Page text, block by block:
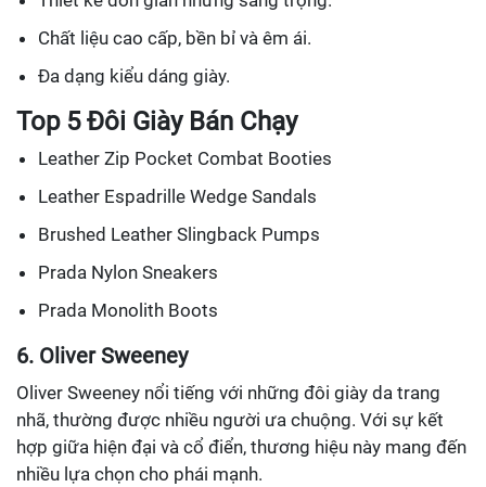
Chất liệu cao cấp, bền bỉ và êm ái.
Đa dạng kiểu dáng giày.
Top 5 Đôi Giày Bán Chạy
Leather Zip Pocket Combat Booties
Leather Espadrille Wedge Sandals
Brushed Leather Slingback Pumps
Prada Nylon Sneakers
Prada Monolith Boots
6. Oliver Sweeney
Oliver Sweeney nổi tiếng với những đôi giày da trang
nhã, thường được nhiều người ưa chuộng. Với sự kết
hợp giữa hiện đại và cổ điển, thương hiệu này mang đến
nhiều lựa chọn cho phái mạnh.